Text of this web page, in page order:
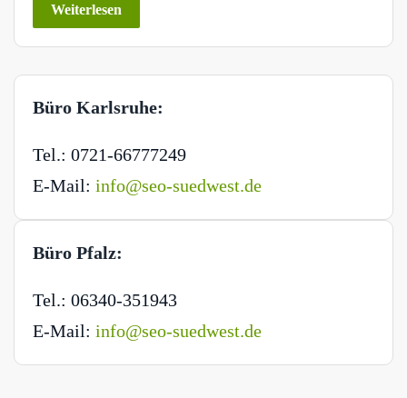
Weiterlesen
Büro Karlsruhe:
Tel.: 0721-66777249
E-Mail: info@seo-suedwest.de
Büro Pfalz:
Tel.: 06340-351943
E-Mail: info@seo-suedwest.de